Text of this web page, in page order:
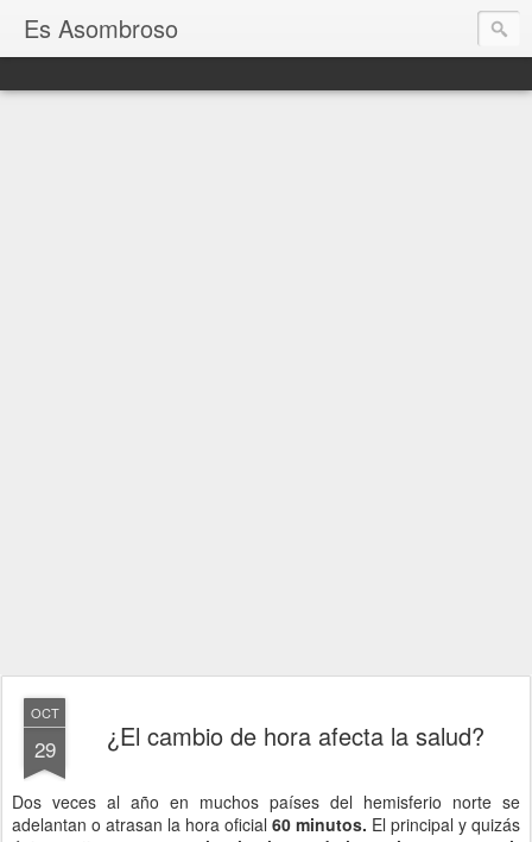
Es Asombroso
OCT
29 ¿El cambio de hora afecta la salud?
Dos veces al año en muchos países del hemisferio norte se
adelantan o atrasan la hora oficial 60 minutos. El principal y quizás